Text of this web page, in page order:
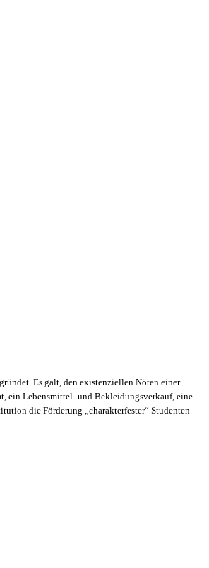
Es galt, den existenziellen Nöten einer
ein Lebensmittel- und Bekleidungsverkauf, eine
die Förderung „charakterfester“ Studenten